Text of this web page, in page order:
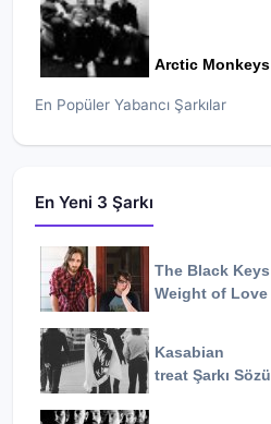
Arctic Monkeys
En Popüler Yabancı Şarkılar
En Yeni 3 Şarkı
The Black Keys
Weight of Love
Kasabian
treat Şarkı Sözü